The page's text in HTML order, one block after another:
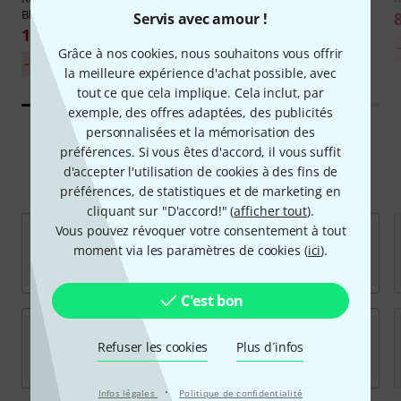
Servis avec amour !
Grâce à nos cookies, nous souhaitons vous offrir
la meilleure expérience d'achat possible, avec
tout ce que cela implique. Cela inclut, par
exemple, des offres adaptées, des publicités
personnalisées et la mémorisation des
préférences. Si vous êtes d'accord, il vous suffit
d'accepter l'utilisation de cookies à des fins de
préférences, de statistiques et de marketing en
cliquant sur "D'accord!" (afficher tout).
Vous pouvez révoquer votre consentement à tout
moment via les paramètres de cookies (ici).
C'est bon
Refuser les cookies Plus d´infos
Infos légales · Politique de confidentialité
Bk
11 €
Meilleur prix sur 30
jours: 11,80 €
-7%
OD
Marques populaires